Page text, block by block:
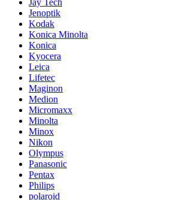
Jay Tech
Jenoptik
Kodak
Konica Minolta
Konica
Kyocera
Leica
Lifetec
Maginon
Medion
Micromaxx
Minolta
Minox
Nikon
Olympus
Panasonic
Pentax
Philips
polaroid